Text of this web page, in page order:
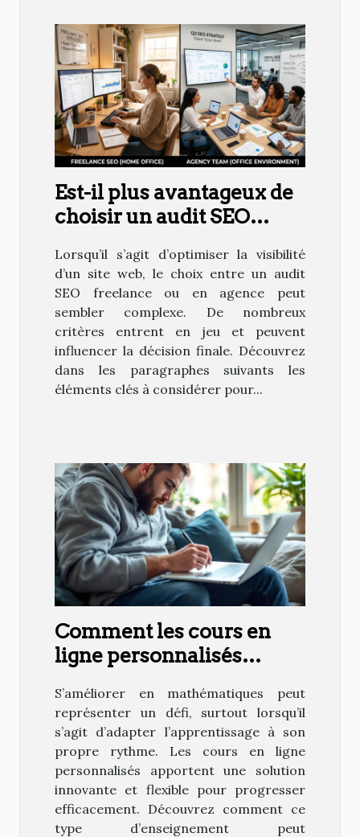
Est-il plus avantageux de
choisir un audit SEO
Lorsqu’il s’agit d’optimiser la visibilité
d’un site web, le choix entre un audit
SEO freelance ou en agence peut
sembler complexe. De nombreux
critères entrent en jeu et peuvent
influencer la décision finale. Découvrez
dans les paragraphes suivants les
éléments clés à considérer pour...
Comment les cours en
ligne personnalisés
niveau en maths ?
S’améliorer en mathématiques peut
représenter un défi, surtout lorsqu’il
s’agit d’adapter l’apprentissage à son
propre rythme. Les cours en ligne
personnalisés apportent une solution
innovante et flexible pour progresser
efficacement. Découvrez comment ce
type d’enseignement peut